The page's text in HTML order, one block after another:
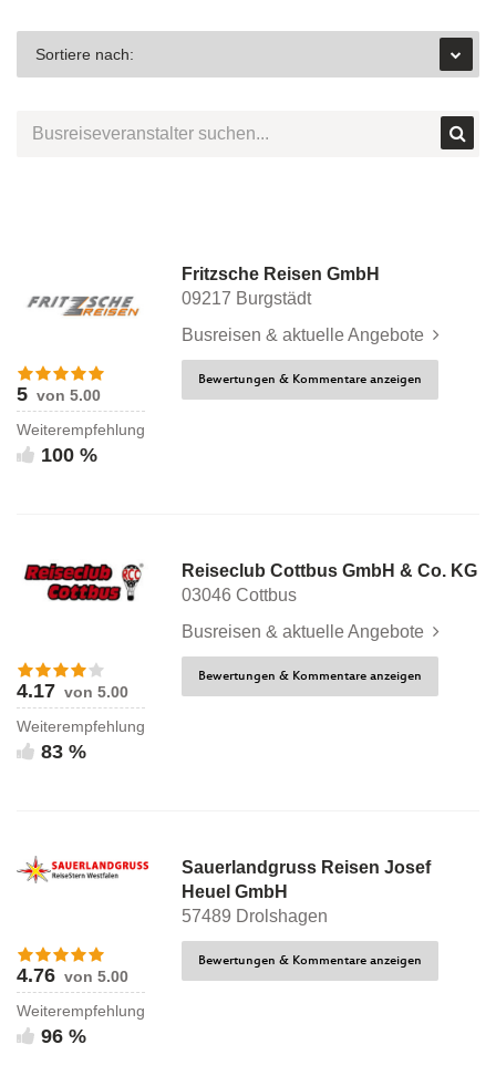
Fritzsche Reisen GmbH
09217 Burgstädt
Busreisen & aktuelle Angebote
5 von 5.00
Weiterempfehlung
100 %
Bewertungen & Kommentare anzeigen
Reiseclub Cottbus GmbH & Co. KG
03046 Cottbus
Busreisen & aktuelle Angebote
4.17 von 5.00
Weiterempfehlung
83 %
Bewertungen & Kommentare anzeigen
Sauerlandgruss Reisen Josef
Heuel GmbH
57489 Drolshagen
4.76 von 5.00
Weiterempfehlung
96 %
Bewertungen & Kommentare anzeigen